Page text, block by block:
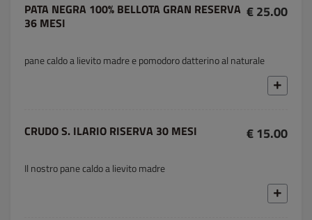
PATA NEGRA 100% BELLOTA GRAN RESERVA
36 MESI
€ 25.00
pane caldo a lievito madre e pomodoro datterino al naturale
CRUDO S. ILARIO RISERVA 30 MESI € 15.00
Il nostro pane caldo a lievito madre